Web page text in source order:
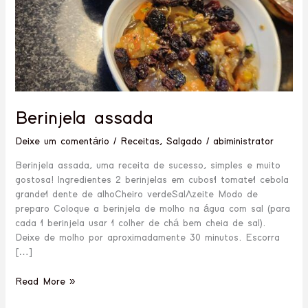
Berinjela assada
Deixe um comentário / Receitas,Salgado /abiministrator
Berinjela assada, uma receita de sucesso, simples e muito
gostosa! Ingredientes 2 berinjelas em cubos1 tomate1 cebola
grande1 dente de alhoCheiro verdeSalAzeite Modo de
preparo Coloque a berinjela de molho na água com sal (para
cada 1 berinjela usar 1 colher de chá bem cheia de sal).
Deixe de molho por aproximadamente 30 minutos. Escorra
[…]
Read More »